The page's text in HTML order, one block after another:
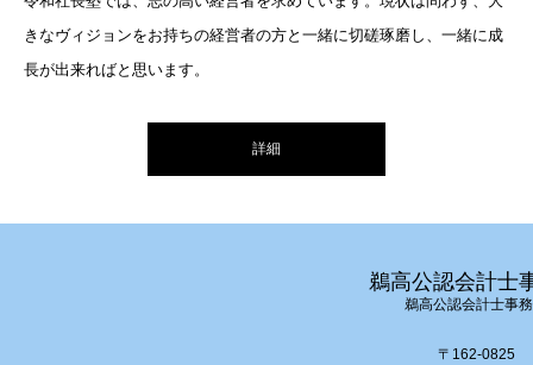
きなヴィジョンをお持ちの経営者の方と一緒に切磋琢磨し、一緒に成
長が出来ればと思います。
詳細
鵜高公認会計士
鵜高公認会計士事
〒162-0825